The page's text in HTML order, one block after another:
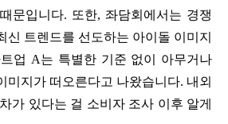
문입니다. 또한, 좌담회에서는 경쟁
신 트렌드를 선도하는 아이돌 이미지
업 A는 특별한 기준 없이 아무거나
미지가 떠오른다고 나왔습니다. 내외
가 있다는 걸 소비자 조사 이후 알게